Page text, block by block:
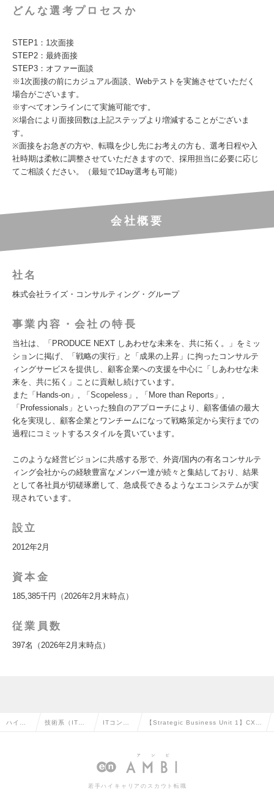
どんな選考プロセスか
STEP1：1次面接
STEP2：最終面接
STEP3：オファー面談
※1次面接の前にカジュアル面談、Webテストを実施させていただく
場合がございます。
※すべてオンラインにて実施可能です。
※場合により面接回数は上記ステップより増減することがございま
す。
※面接をお急ぎの方や、転職を少し先にお考えの方も、選考日程や入
社時期は柔軟に調整させていただきますので、採用担当に必要に応じ
てご相談ください。（最短で1Day選考も可能）
会社概要
社名
株式会社ライズ・コンサルティング・グループ
事業内容・会社の特長
当社は、「PRODUCE NEXT しあわせな未来を、共に拓く。」をミッ
ションに掲げ、「戦略の実行」と「成果の上昇」に拘ったコンサルテ
ィングサービスを提供し、顧客企業への支援を中心に「しあわせな未
来を、共に拓く」ことに貢献し続けています。
また「Hands-on」, 「Scopeless」, 「More than Reports」,
「Professionals」といった独自のアプローチにより、顧客価値の最大
化を実現し、顧客企業とワンチームになって戦略策定から実行までの
過程にコミットするスタイルを貫いています。
このような経営ビジョンに共感する形で、外資/国内の有名コンサルテ
ィング会社からの経験豊富なメンバー達が続々と集結しており、結果
として各社員が切磋琢磨して、急成長できるようなエコシステムが実
現されています。
設立
2012年2月
資本金
185,385千円（2026年2月末時点）
従業員数
397名（2026年2月末時点）
ハイク 技術系（IT・ ITコンサ
の転職
【Strategic Business Unit 1】CX・
タントの求人情報
若手ハイキャリアのスカウト転職